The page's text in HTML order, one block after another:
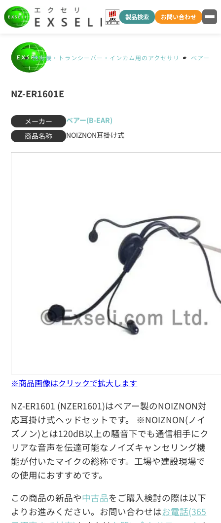
製品検索 お問い合わせ
無線機・トランシーバー・インカム用のアクセサリ ベアー(B-
NZ-ER1601E
メーカー
ベアー(B-EAR)
商品名称
NOIZNON耳掛け式
NZ-ER1601 (NZER1601)はベアー製のNOIZNON対
応耳掛け式ヘッドセットです。 ※NOIZNON(ノイ
ズノン)とは120dB以上の騒音下でも通信相手にク
リアな音声を伝達可能なノイズキャンセリング機
能が付いたマイクの総称です。工場や建設現場で
の使用におすすめです。
この商品の新品や中古品をご購入検討の際は以下
よりお進みください。お問い合わせはお電話(365
※商品画像はクリックで拡大します